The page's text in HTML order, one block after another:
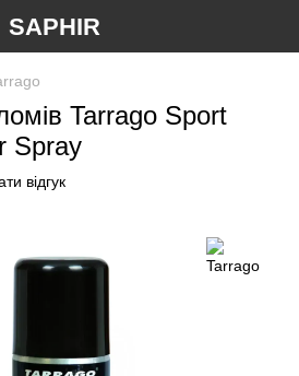
SAPHIR
Tarrago Sport
Spray
відгук